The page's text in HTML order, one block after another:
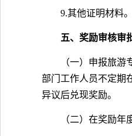
9.其他证明材料。
五、奖励审核审
（一）申报旅
部门工作人员不定期
异议后兑现奖励。
（二）在奖励